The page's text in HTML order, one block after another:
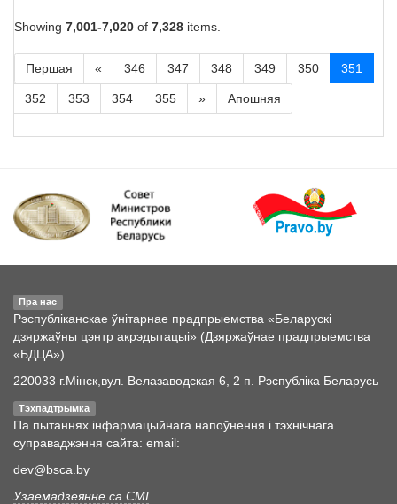
Showing 7,001-7,020 of 7,328 items.
Першая « 346 347 348 349 350 351
352 353 354 355 » Апошняя
Пра нас
Рэспубліканскае ўнітарнае прадпрыемства «Беларускі
дзяржаўны цэнтр акрэдытацыі» (Дзяржаўнае прадпрыемства
«БДЦА»)
220033 г.Мінск,вул. Велазаводская 6, 2 п. Рэспубліка Беларусь
Тэхпадтрымка
Па пытаннях інфармацыйнага напоўнення і тэхнічнага
суправаджэння сайта: email:
dev@bsca.by
Узаемадзеянне са СМІ